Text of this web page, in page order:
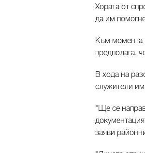
Хората от
да им
Към момента
предполага,
В хода на
служители
"Ще се
заяви